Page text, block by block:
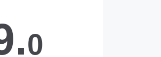
0